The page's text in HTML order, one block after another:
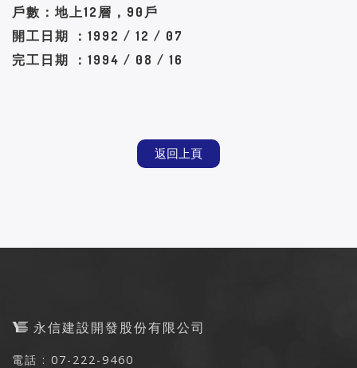
戶數：地上12層，90戶
開工日期 ：1992 / 12 / 07
完工日期 ：1994 / 08 / 16
返回上頁
永信建設開發股份有限公司
電話 : 07-222-9460